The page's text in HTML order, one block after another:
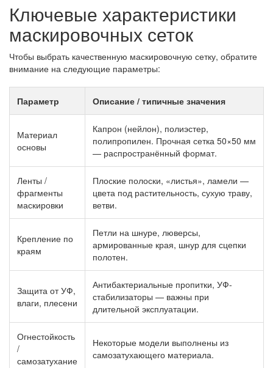
Ключевые характеристики
маскировочных сеток
Чтобы выбрать качественную маскировочную сетку, обратите
внимание на следующие параметры:
Параметр Описание / типичные значения
Материал
основы
Капрон (нейлон), полиэстер,
полипропилен. Прочная сетка 50×50 мм
— распространённый формат.
Ленты /
фрагменты
маскировки
Плоские полоски, «листья», ламели —
цвета под растительность, сухую траву,
ветви.
Крепление по
краям
Петли на шнуре, люверсы,
армированные края, шнур для сцепки
полотен.
Защита от УФ,
влаги, плесени
Антибактериальные пропитки, УФ-
стабилизаторы — важны при
длительной эксплуатации.
Огнестойкость
/
самозатухание
Некоторые модели выполнены из
самозатухающего материала.